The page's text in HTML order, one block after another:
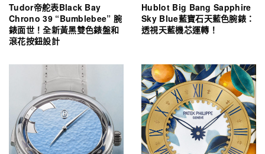
Tudor帝舵表Black Bay
Chrono 39 “Bumblebee” 腕
錶面世！全新黃黑雙色錶盤和
滾花按鈕設計
Hublot Big Bang Sapphire
Sky Blue藍寶石天藍色腕錶：
透視天藍機芯運轉！